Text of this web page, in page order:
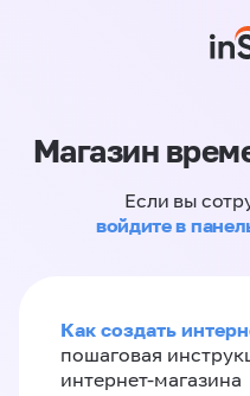
Магазин
Если вы
войдите в
Как создать
пошаговая
интернет-магазина